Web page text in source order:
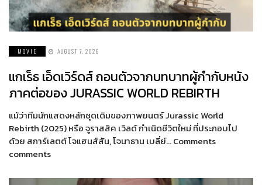
MOVIE AUGUST 7, 2026
แกเร็ธ เอ็ดเวิร์ดส์ ถอนตัวจากบทบาทผู้กำกับหนัง
ภาคต่อของ JURASSIC WORLD REBIRTH
แม้ว่าทีมนักแสดงหลักชุดเดิมของภาพยนตร์ Jurassic World
Rebirth (2025) หรือ จูราสสิค เวิลด์ กำเนิดชีวิตใหม่ ที่ประกอบไป
ด้วย สการ์เลตต์ โจแฮนส์สัน, โจนาธาน เบลี่ย์… Comments
comments